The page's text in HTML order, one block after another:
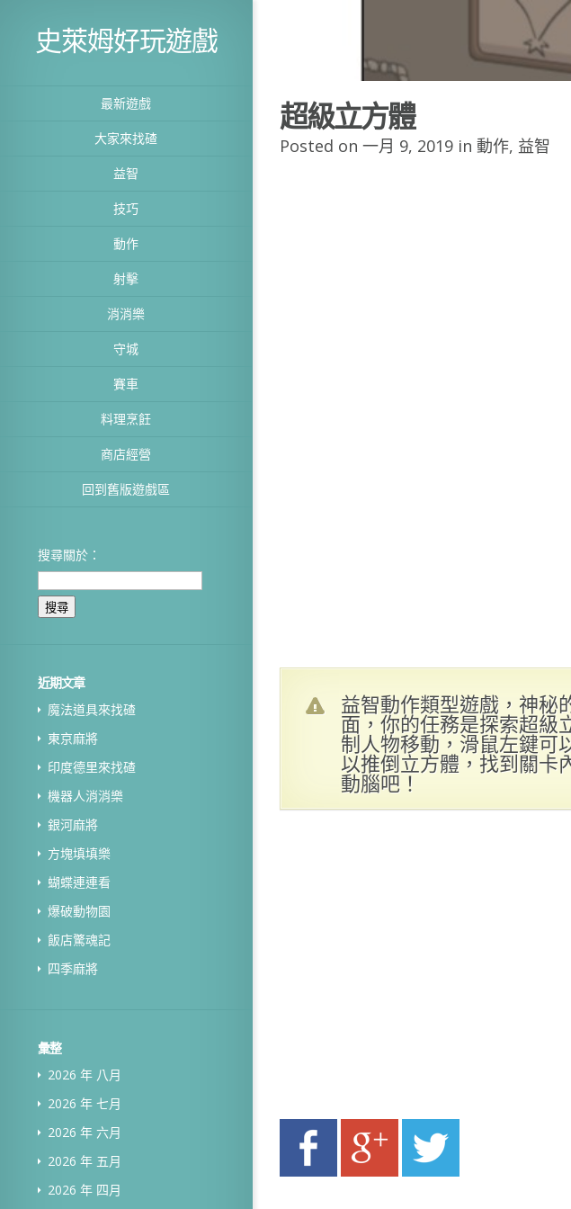
史萊姆好玩遊戲
最新遊戲
大家來找碴
益智
技巧
動作
射擊
消消樂
守城
賽車
料理烹飪
商店經營
回到舊版遊戲區
搜尋關於：
近期文章
魔法道具來找碴
東京麻將
印度德里來找碴
機器人消消樂
銀河麻將
方塊填填樂
蝴蝶連連看
爆破動物園
飯店驚魂記
四季麻將
彙整
2026 年 八月
2026 年 七月
2026 年 六月
2026 年 五月
2026 年 四月
超級立方體
Posted on 一月 9, 2019 in 動作, 益智
益智動作類型遊戲，神秘
面，你的任務是探索超級
制人物移動，滑鼠左鍵可
以推倒立方體，找到關卡
動腦吧！